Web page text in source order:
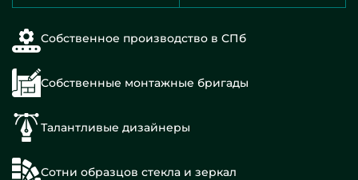
Собственное производство в СПб
Собственные монтажные бригады
Талантливые дизайнеры
Сотни образцов стекла и зеркал